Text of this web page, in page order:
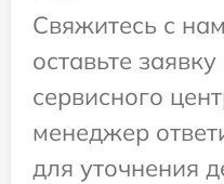
Свяжитесь с
оставьте
сервисного
менеджер
для уточнения